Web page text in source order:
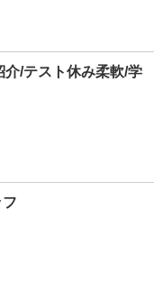
/テスト休み柔軟/学